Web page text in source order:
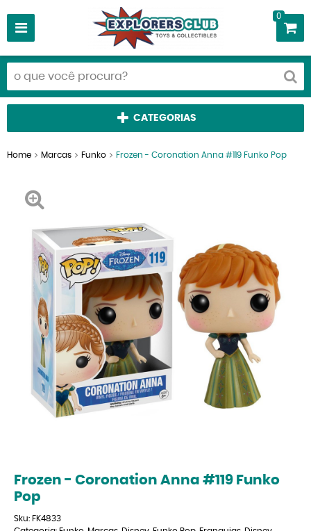
0
CATEGORIAS
Home Marcas Funko Frozen - Coronation Anna #119 Funko Pop
Frozen - Coronation Anna #119 Funko
Pop
Sku: FK4833